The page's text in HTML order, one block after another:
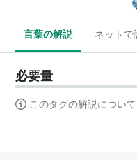
言葉の解説 ネットで
必要量
このタグの解説について